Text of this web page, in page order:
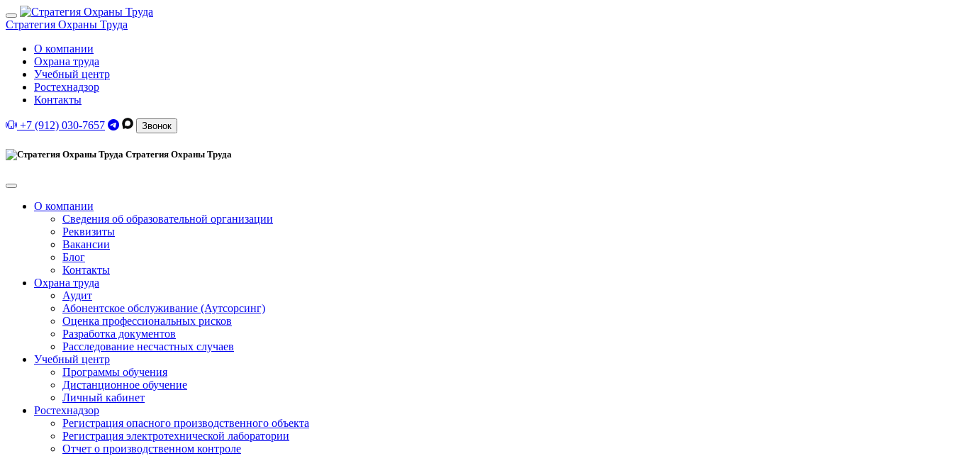
Стратегия Охраны Труда
О компании
Охрана труда
Учебный центр
Ростехнадзор
Контакты
+7 (912) 030-7657 Звонок
Стратегия Охраны Труда
О компании
Сведения об образовательной организации
Реквизиты
Вакансии
Блог
Контакты
Охрана труда
Аудит
Абонентское обслуживание (Аутсорсинг)
Оценка профессиональных рисков
Разработка документов
Расследование несчастных случаев
Учебный центр
Программы обучения
Дистанционное обучение
Личный кабинет
Ростехнадзор
Регистрация опасного производственного объекта
Регистрация электротехнической лаборатории
Отчет о производственном контроле